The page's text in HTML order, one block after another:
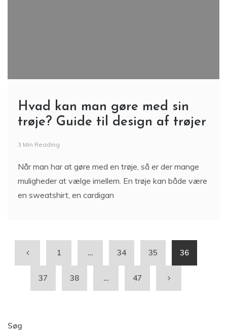
Hvad kan man gøre med sin
trøje? Guide til design af trøjer
3 Min Reading
Når man har at gøre med en trøje, så er der mange
muligheder at vælge imellem. En trøje kan både være
en sweatshirt, en cardigan
1 … 34 35 36
37 38 … 47
Søg